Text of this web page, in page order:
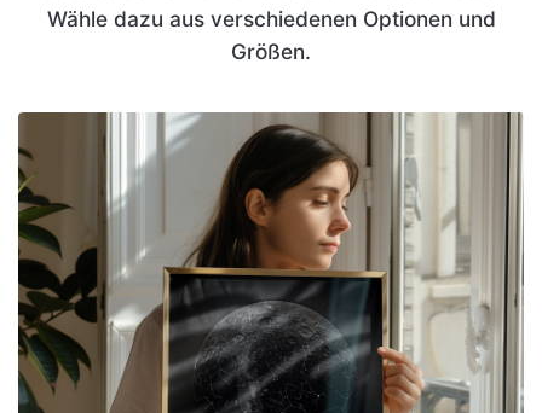
Wähle dazu aus verschiedenen Optionen und
Größen.